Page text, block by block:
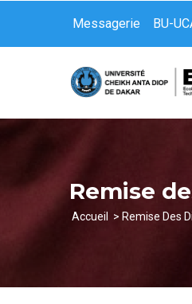
Messagerie BU-
Remise
Accueil Remise Des